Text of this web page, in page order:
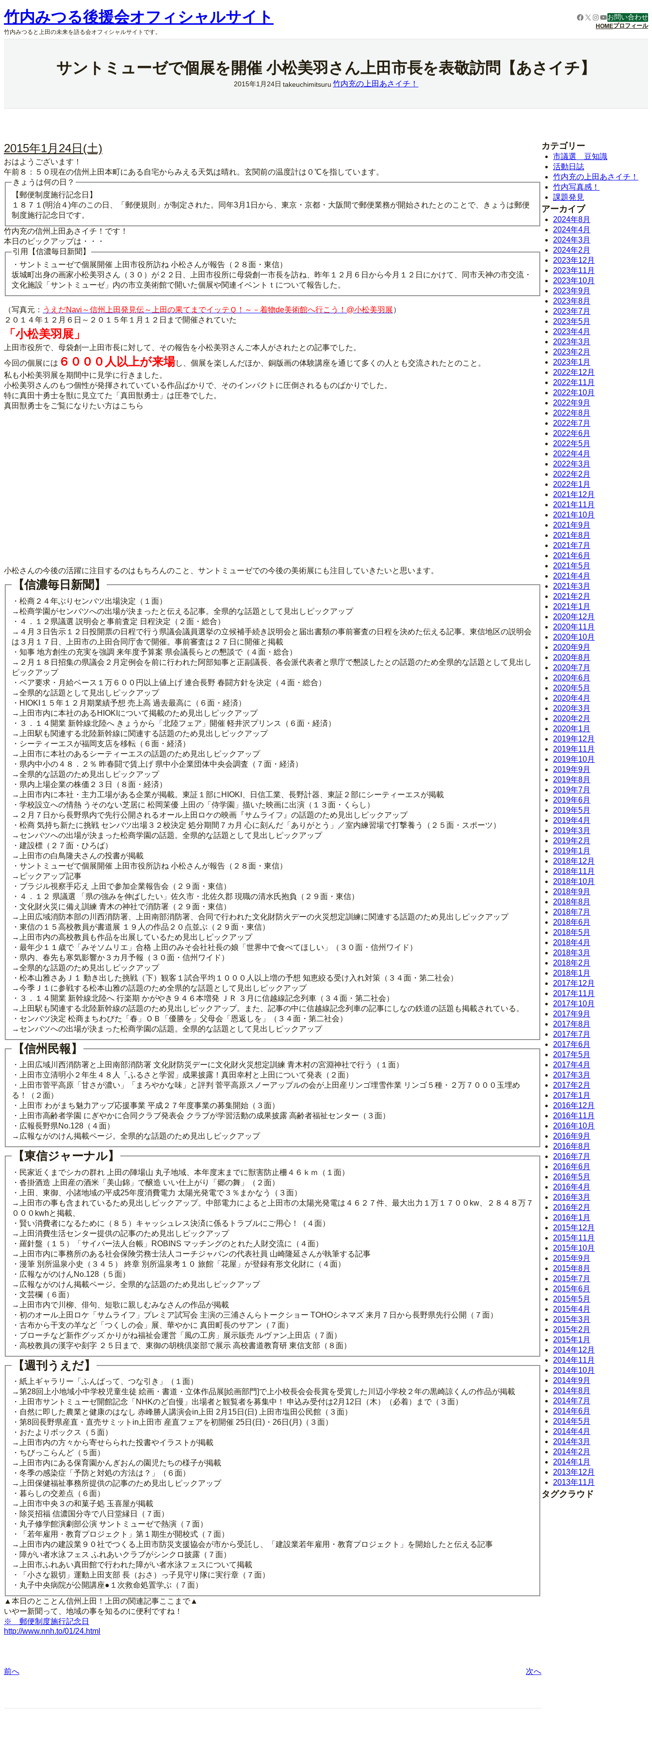
内
容
を
ス
竹内みつる後援会オフィシャルサイト
竹内みつると上田の未来を語る会オフィシャルサイトです。
Facebook
X Instagram
YouTube
お問い合わせ
HOMEプロフィール
サントミューゼで個展を開催 小松美羽さん上田市長を表敬訪問【あさイチ】
2015年1月24日 takeuchimitsuru 竹内充の上田あさイチ！
2015年1月24日(土)
おはようございます！
午前８：５０現在の信州上田本町にある自宅からみえる天気は晴れ。玄関前の温度計は０℃を指しています。
きょうは何の日？
【郵便制度施行記念日】
１８７１(明治４)年のこの日、「郵便規則」が制定された。同年3月1日から、東京・京都・大阪間で郵便業務が開始されたとのことで、きょうは郵便
制度施行記念日です。
竹内充の信州上田あさイチ！です！
本日のピックアップは・・・
引用【信濃毎日新聞】
・サントミューゼで個展開催 上田市役所訪ね 小松さんが報告（２８面・東信）
坂城町出身の画家小松美羽さん（３０）が２２日、上田市役所に母袋創一市長を訪ね、昨年１２月６日から今月１２日にかけて、同市天神の市交流・
文化施設「サントミューゼ」内の市立美術館で開いた個展や関連イベントｔについて報告した。
（写真元： うえだNavi～信州上田発見伝～上田の果てまでイッテＱ！～－着物de美術館へ行こう！@小松美羽展）
２０１４年１２月６日～２０１５年１月１２日まで開催されていた
「小松美羽展」
上田市役所で、母袋創一上田市長に対して、その報告を小松美羽さんご本人がされたとの記事でした。
今回の個展には ６０００人以上が来場し、個展を楽しんだほか、銅版画の体験講座を通じて多くの人とも交流されたとのこと。
私も小松美羽展を期間中に見学に行きました。
小松美羽さんのもつ個性が発揮されていている作品ばかりで、そのインパクトに圧倒されるものばかりでした。
特に真田十勇士を獣に見立てた「真田獣勇士」は圧巻でした。
真田獣勇士をご覧になりたい方はこちら
小松さんの今後の活躍に注目するのはもちろんのこと、サントミューゼでの今後の美術展にも注目していきたいと思います。
【信濃毎日新聞】
・松商２４年ぶりセンバツ出場決定（１面）
→松商学園がセンバツへの出場が決まったと伝える記事。全県的な話題として見出しピックアップ
・４．１２県議選 説明会と事前査定 日程決定（２面・総合）
→４月３日告示１２日投開票の日程で行う県議会議員選挙の立候補手続き説明会と届出書類の事前審査の日程を決めた伝える記事。東信地区の説明会
は３月１７日、上田市の上田合同庁舎で開催。事前審査は２７日に開催と掲載
・知事 地方創生の充実を強調 来年度予算案 県会議長らとの懇談で（４面・総合）
→２月１８日招集の県議会２月定例会を前に行われた阿部知事と正副議長、各会派代表者と県庁で懇談したとの話題のため全県的な話題として見出し
ピックアップ
・ベア要求・月給ベース１万６００円以上値上げ 連合長野 春闘方針を決定（４面・総合）
→全県的な話題として見出しピックアップ
・HIOKI１５年１２月期業績予想 売上高 過去最高に（６面・経済）
→上田市内に本社のあるHIOKIについて掲載のため見出しピックアップ
・３．１４開業 新幹線北陸へ きょうから「北陸フェア」開催 軽井沢プリンス（６面・経済）
→上田駅も関連する北陸新幹線に関連する話題のため見出しピックアップ
・シーティーエスが福岡支店を移転（６面・経済）
→上田市に本社のあるシーティーエスの話題のため見出しピックアップ
・県内中小の４８．２％ 昨春闘で賃上げ 県中小企業団体中央会調査（７面・経済）
→全県的な話題のため見出しピックアップ
・県内上場企業の株価２３日（８面・経済）
→上田市内に本社・主力工場がある企業が掲載。東証１部にHIOKI、日信工業、長野計器、東証２部にシーティーエスが掲載
・学校設立への情熱 うそのない芝居に 松岡茉優 上田の「侍学園」描いた映画に出演（１３面・くらし）
→２月７日から長野県内で先行公開されるオール上田ロケの映画『サムライフ』の話題のため見出しピックアップ
・松商 気持ち新たに挑戦 センバツ出場３２校決定 処分期間７カ月 心に刻んだ「ありがとう」／室内練習場で打撃養う（２５面・スポーツ）
→センバツへの出場が決まった松商学園の話題。全県的な話題として見出しピックアップ
・建設標（２７面・ひろば）
→上田市の白鳥隆夫さんの投書が掲載
・サントミューゼで個展開催 上田市役所訪ね 小松さんが報告（２８面・東信）
→ピックアップ記事
・ブラジル視察手応え 上田で参加企業報告会（２９面・東信）
・４．１２ 県議選 「県の強みを伸ばしたい」佐久市・北佐久郡 現職の清水氏抱負（２９面・東信）
・文化財火災に備え訓練 青木の神社で消防署（２９面・東信）
→上田広域消防本部の川西消防署、上田南部消防署、合同で行われた文化財防火デーの火災想定訓練に関連する話題のため見出しピックアップ
・東信の１５高校教員が書道展 １９人の作品２０点並ぶ（２９面・東信）
→上田市内の高校教員も作品を出展しているため見出しピックアップ
・最年少１１歳で「みそソムリエ」合格 上田のみそ会社社長の娘「世界中で食べてほしい」（３０面・信州ワイド）
・県内、春先も寒気影響か３カ月予報（３０面・信州ワイド）
→全県的な話題のため見出しピックアップ
・松本山雅さあＪ１ 動き出した挑戦（下）観客１試合平均１０００人以上増の予想 知恵絞る受け入れ対策（３４面・第二社会）
→今季Ｊ１に参戦する松本山雅の話題のため全県的な話題として見出しピックアップ
・３．１４開業 新幹線北陸へ 行楽期 かがやき９４６本増発 ＪＲ ３月に信越線記念列車（３４面・第二社会）
→上田駅も関連する北陸新幹線の話題のため見出しピックアップ。また、記事の中に信越線記念列車の記事にしなの鉄道の話題も掲載されている。
・センバツ決定 松商まちわびた「春」ＯＢ「優勝を」父母会「恩返しを」（３４面・第二社会）
→センバツへの出場が決まった松商学園の話題。全県的な話題として見出しピックアップ
【信州民報】
・上田広域川西消防署と上田南部消防署 文化財防災デーに文化財火災想定訓練 青木村の宮淵神社で行う（１面）
・上田市立清明小２年生４８人「ふるさと学習」成果披露！真田幸村と上田について発表（２面）
・上田市菅平高原「甘さが濃い」「まろやかな味」と評判 菅平高原スノーアップルの会が上田産リンゴ埋雪作業 リンゴ５種・２万７０００玉埋め
る！（２面）
・上田市 わがまち魅力アップ応援事業 平成２７年度事業の募集開始（３面）
・上田市高齢者学園 にぎやかに合同クラブ発表会 クラブが学習活動の成果披露 高齢者福祉センター（３面）
・広報長野県No.128（４面）
→広報ながのけん掲載ページ。全県的な話題のため見出しピックアップ
【東信ジャーナル】
・民家近くまでシカの群れ 上田の陣場山 丸子地域、本年度末までに獣害防止柵４６ｋｍ（１面）
・沓掛酒造 上田産の酒米「美山錦」で醸造 いい仕上がり「郷の舞」（２面）
・上田、東御、小諸地域の平成25年度消費電力 太陽光発電で３％まかなう（３面）
→上田市の事も含まれているため見出しピックアップ。中部電力によると上田市の太陽光発電は４６２７件、最大出力１万１７００kw、２８４８万７
０００kwhと掲載、
・賢い消費者になるために（８５）キャッシュレス決済に係るトラブルにご用心！（４面）
→上田消費生活センター提供の記事のため見出しピックアップ
・羅針盤（１５）「サイバー法人台帳」ROBINS マッチングのとれた人財交流に（４面）
→上田市内に事務所のある社会保険労務士法人コーチジャパンの代表社員 山崎隆延さんが執筆する記事
・漫筆 別所温泉小史（３４５） 終章 別所温泉考１０ 旅館「花屋」が登録有形文化財に（４面）
・広報ながのけんNo.128（５面）
→広報ながのけん掲載ページ。全県的な話題のため見出しピックアップ
・文芸欄（６面）
→上田市内で川柳、俳句、短歌に親しむみなさんの作品が掲載
・初のオール上田ロケ「サムライフ」プレミア試写会 主演の三浦さんらトークショー TOHOシネマズ 来月７日から長野県先行公開（７面）
・古布から干支の羊など「つくしの会」展、華やかに 真田町長のサアン（７面）
・ブローチなど新作グッズ かりがね福祉会運営「風の工房」展示販売 ルヴァン上田店（７面）
・高校教員の漢字や刻字 ２５日まで、東御の胡桃倶楽部で展示 高校書道教育研 東信支部（８面）
【週刊うえだ】
・紙上ギャラリー「ふんばって、つな引き」（１面）
→第28回上小地域小中学校児童生徒 絵画・書道・立体作品展[絵画部門]で上小校長会会長賞を受賞した川辺小学校２年の黒崎諒くんの作品が掲載
・上田市サントミューゼ開館記念「NHKのど自慢」出場者と観覧者を募集中！ 申込み受付は2月12日（木）（必着）まで（３面）
・自然に即した農業と健康のはなし 赤峰勝人講演会in上田 2月15日(日) 上田市塩田公民館（３面）
・第8回長野県産直・直売サミットin上田市 産直フェアを初開催 25日(日)・26日(月)（３面）
・おたよりボックス（５面）
→上田市内の方々から寄せらられた投書やイラストが掲載
・ちびっこらんど（５面）
→上田市内にある保育園かんぎおんの園児たちの様子が掲載
・冬季の感染症「予防と対処の方法は？」（６面）
→上田保健福祉事務所提供の記事のため見出しピックアップ
・暮らしの交差点（６面）
→上田市中央３の和菓子処 玉喜屋が掲載
・除災招福 信濃国分寺で八日堂縁日（７面）
・丸子修学館演劇部公演 サントミューゼで熱演（７面）
・「若年雇用・教育プロジェクト」第１期生が開校式（７面）
→上田市内の建設業９０社でつくる上田市防災支援協会が市から受託し、「建設業若年雇用・教育プロジェクト」を開始したと伝える記事
・障がい者水泳フェス ふれあいクラブがシンクロ披露（７面）
→上田市ふれあい真田館で行われた障がい者水泳フェスについて掲載
・「小さな親切」運動上田支部 長（おさ）っ子見守り隊に実行章（７面）
・丸子中央病院が公開講座●１次救命処置学ぶ（７面）
▲本日のとことん信州上田！上田の関連記事ここまで▲
いやー新聞って、地域の事を知るのに便利ですね！
※ 郵便制度施行記念日
http://www.nnh.to/01/24.html
前へ 次へ
カテゴリー
市議選 豆知識
活動日誌
竹内充の上田あさイチ！
竹内写真感！
課題発見
アーカイブ
2024年8月
2024年4月
2024年3月
2024年2月
2023年12月
2023年11月
2023年10月
2023年9月
2023年8月
2023年7月
2023年5月
2023年4月
2023年3月
2023年2月
2023年1月
2022年12月
2022年11月
2022年10月
2022年9月
2022年8月
2022年7月
2022年6月
2022年5月
2022年4月
2022年3月
2022年2月
2022年1月
2021年12月
2021年11月
2021年10月
2021年9月
2021年8月
2021年7月
2021年6月
2021年5月
2021年4月
2021年3月
2021年2月
2021年1月
2020年12月
2020年11月
2020年10月
2020年9月
2020年8月
2020年7月
2020年6月
2020年5月
2020年4月
2020年3月
2020年2月
2020年1月
2019年12月
2019年11月
2019年10月
2019年9月
2019年8月
2019年7月
2019年6月
2019年5月
2019年4月
2019年3月
2019年2月
2019年1月
2018年12月
2018年11月
2018年10月
2018年9月
2018年8月
2018年7月
2018年6月
2018年5月
2018年4月
2018年3月
2018年2月
2018年1月
2017年12月
2017年11月
2017年10月
2017年9月
2017年8月
2017年7月
2017年6月
2017年5月
2017年4月
2017年3月
2017年2月
2017年1月
2016年12月
2016年11月
2016年10月
2016年9月
2016年8月
2016年7月
2016年6月
2016年5月
2016年4月
2016年3月
2016年2月
2016年1月
2015年12月
2015年11月
2015年10月
2015年9月
2015年8月
2015年7月
2015年6月
2015年5月
2015年4月
2015年3月
2015年2月
2015年1月
2014年12月
2014年11月
2014年10月
2014年9月
2014年8月
2014年7月
2014年6月
2014年5月
2014年4月
2014年3月
2014年2月
2014年1月
2013年12月
2013年11月
タグクラウド